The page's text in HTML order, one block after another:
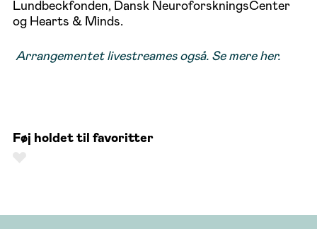
Lundbeckfonden, Dansk NeuroforskningsCenter
og Hearts & Minds.
Arrangementet livestreames også. Se mere her.
Føj holdet til favoritter